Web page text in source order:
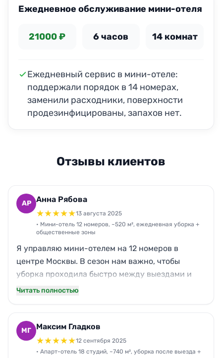
Ежедневное обслуживание мини-отеля
21000 ₽ 6 часов 14 комнат
Ежедневный сервис в мини-отеле:
поддержали порядок в 14 номерах,
заменили расходники, поверхности
продезинфицированы, запахов нет.
Отзывы клиентов
АР Анна Рябова
★★★★★13 августа 2025
• Мини-отель 12 номеров, ~520 м², ежедневная уборка +
общественные зоны
Я управляю мини-отелем на 12 номеров в
центре Москвы. В сезон нам важно, чтобы
уборка проходила быстро между выездами и
заездами. Нова приезжают строго к 11:00, за 3–
разводов, санузлы чистые, белье аккуратно
сложено, мусор вынесен. Девочки вежливые,
лишних вопросов не задают, работают тихо. По
Читать полностью
МГ Максим Гладков
★★★★★12 сентября 2025
• Апарт-отель 18 студий, ~740 м², уборка после выезда +